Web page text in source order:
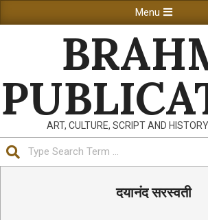
to
Navigation
Menu
ART, CULTURE, SCRIPT AND
दयानंद सरस्वती